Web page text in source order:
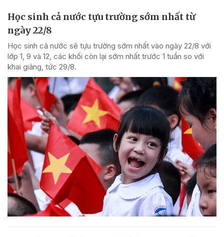
Học sinh cả nước tựu trường sớm nhất từ
ngày 22/8
Học sinh cả nước sẽ tựu trường sớm nhất vào ngày 22/8 với
lớp 1, 9 và 12, các khối còn lại sớm nhất trước 1 tuần so với
khai giảng, tức 29/8.